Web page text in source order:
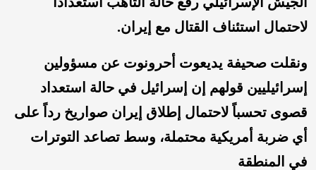
لاحتمال استئناف القتال مع إيران.
ونقلت صحيفة يديعوت أحرونوت عن مسؤولين
إسرائيليين قولهم إن إسرائيل في حالة استعداد
قصوى تحسباً لاحتمال إطلاق إيران صواريخ رداً على
أي ضربة أمريكية محتملة، وسط تصاعد التوترات
في المنطقة